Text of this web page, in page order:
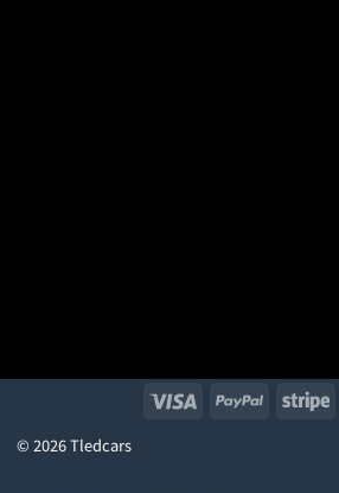
© 2026 Tledcars
Visa PayPal